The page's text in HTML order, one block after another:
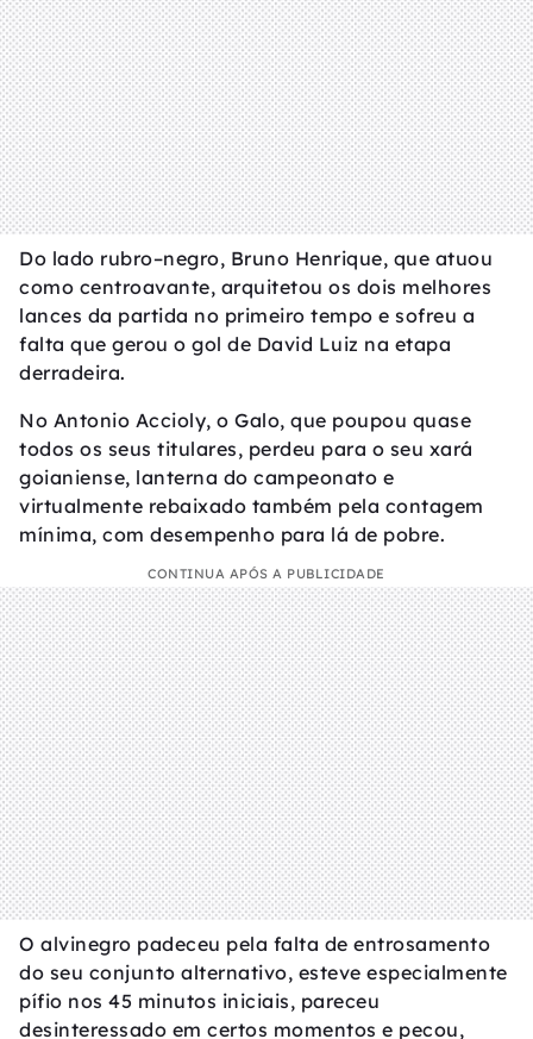
Do lado rubro–negro, Bruno Henrique, que atuou
como centroavante, arquitetou os dois melhores
lances da partida no primeiro tempo e sofreu a
falta que gerou o gol de David Luiz na etapa
derradeira.
No Antonio Accioly, o Galo, que poupou quase
todos os seus titulares, perdeu para o seu xará
goianiense, lanterna do campeonato e
virtualmente rebaixado também pela contagem
mínima, com desempenho para lá de pobre.
CONTINUA APÓS A PUBLICIDADE
O alvinegro padeceu pela falta de entrosamento
do seu conjunto alternativo, esteve especialmente
pífio nos 45 minutos iniciais, pareceu
desinteressado em certos momentos e pecou,